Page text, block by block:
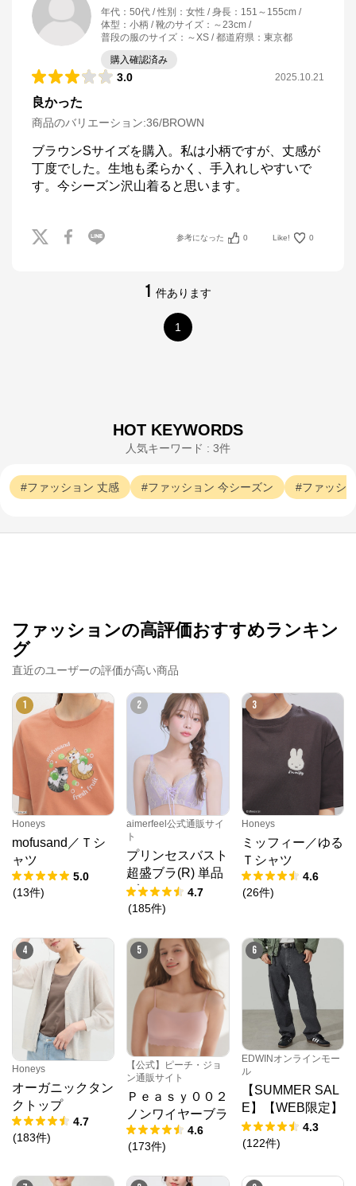
年代 ： 50代 性別 ： 女性 身長 ： 151～155cm
体型 ： 小柄 靴のサイズ ： ～23cm
普段の服のサイズ ： ～XS 都道府県 ： 東京都
購入確認済み
3.0 2025.10.21
良かった
商品のバリエーション:36/BROWN
ブラウンSサイズを購入。私は小柄ですが、丈感が
丁度でした。生地も柔らかく、手入れしやすいで
す。今シーズン沢山着ると思います。
参考になった 0 Like! 0
1 件あります
1
HOT KEYWORDS
人気キーワード : 3件
ファッション 丈感 ファッション 今シーズン ファッシ
ファッションの高評価おすすめランキン
グ
直近のユーザーの評価が高い商品
1
Honeys
mofusand／Ｔシ
ャツ
5.0
(13件)
2
aimerfeel公式通販サイ
ト
プリンセスバスト
超盛ブラ(R) 単品
ブラジャー4.7
(185件)
3
Honeys
ミッフィー／ゆる
Ｔシャツ
4.6
(26件)
4
Honeys
オーガニックタン
クトップ
4.7
(183件)
5
【公式】ピーチ・ジョ
ン通販サイト
Ｐｅａｓｙ００２
ノンワイヤーブラ
4.6
(173件)
6
EDWINオンラインモー
ル
【SUMMER SAL
E】【WEB限定】
STEPMARK ルー
ズペインターパン
4.3
(122件)